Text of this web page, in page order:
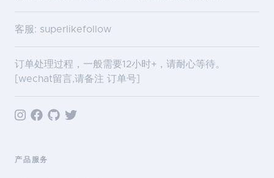
客服: superlikefollow
订单处理过程，一般需要12小时+，请耐心等待。
[wechat留言,请备注 订单号]
产品服务